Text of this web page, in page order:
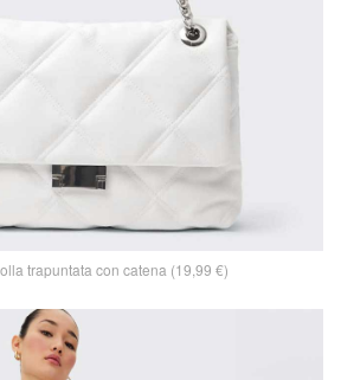
trapuntata con catena (19,99 €)